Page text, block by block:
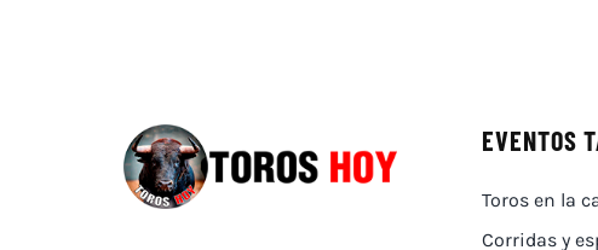
EVENTOS
Toros en la
Corridas y